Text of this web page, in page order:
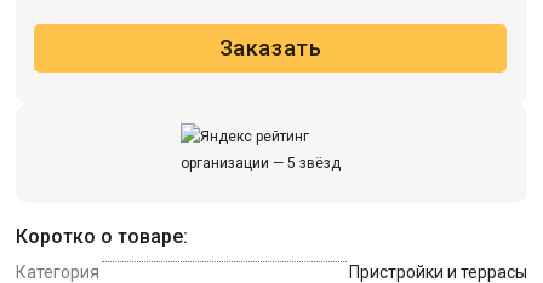
Коротко о товаре:
Категория
Пристройки и террасы
Заказать